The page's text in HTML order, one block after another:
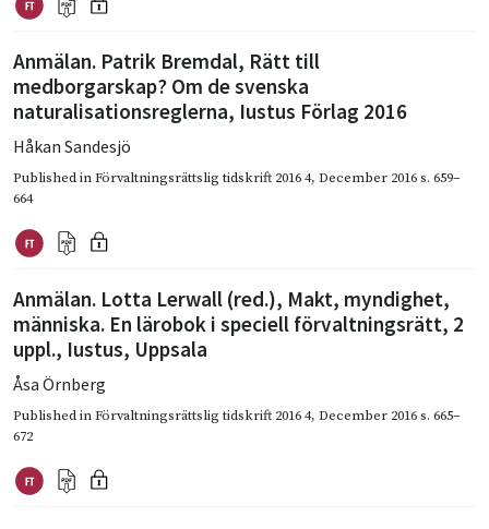
Anmälan. Patrik Bremdal, Rätt till
medborgarskap? Om de svenska
naturalisationsreglerna, Iustus Förlag 2016
Håkan Sandesjö
Published inFörvaltningsrättslig tidskrift 2016 4, December 2016s. 659–
664
Anmälan. Lotta Lerwall (red.), Makt, myndighet,
människa. En lärobok i speciell förvaltningsrätt, 2
uppl., Iustus, Uppsala
Åsa Örnberg
Published inFörvaltningsrättslig tidskrift 2016 4, December 2016s. 665–
672